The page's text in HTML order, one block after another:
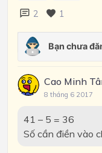
2 1
Cao Minh
8 tháng 6 2017
41 – 5 = 36
Số cần điền vào